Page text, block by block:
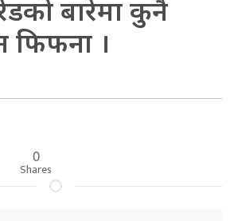
बारेमा कुनै
फिफना ।
0
Shares